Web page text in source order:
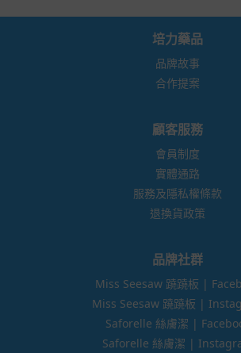
培力藥品
品牌故事
合作提案
顧客服務
會員制度
實體通路
服務及隱私權條款
退換貨政策
品牌社群
Miss Seesaw 蹺蹺板 |
Miss Seesaw 蹺蹺板 |
Saforelle 絲膚潔 |
Saforelle 絲膚潔 |